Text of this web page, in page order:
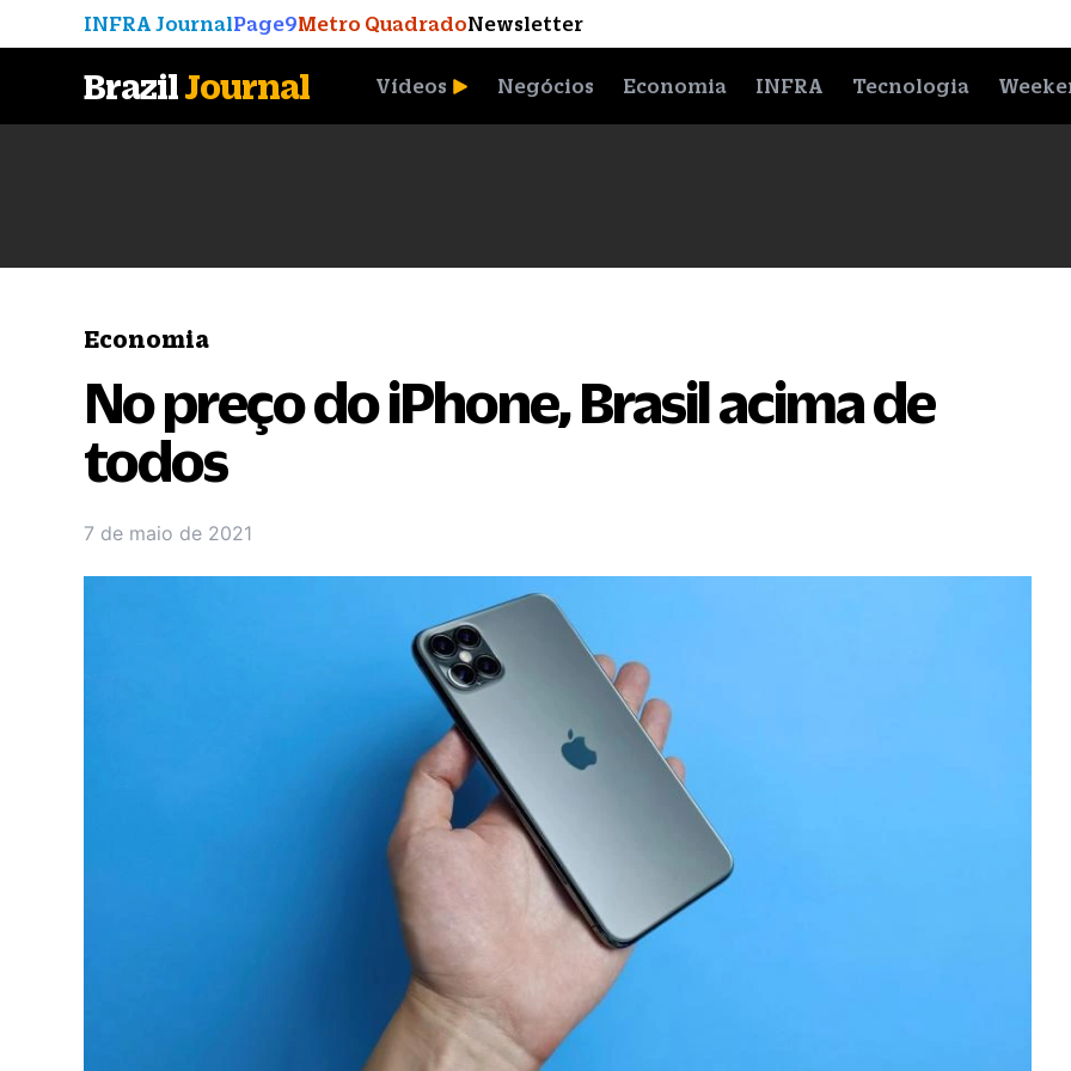
INFRA JournalPage9Metro QuadradoNewsletter
BrazilJournal Vídeos Negócios Economia INFRA Tecnologia
Economia
No preço do iPhone, Brasil acima de
todos
7 de maio de 2021